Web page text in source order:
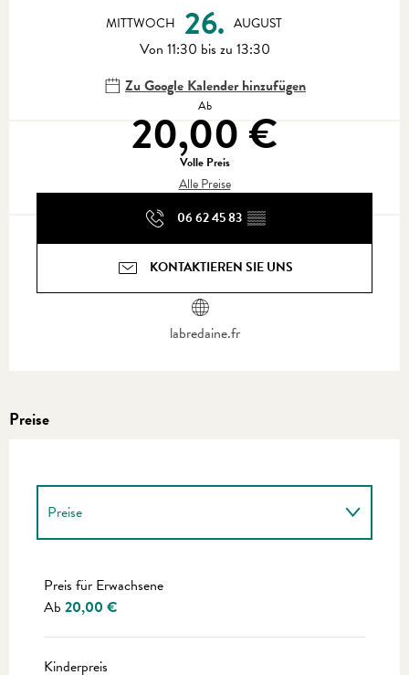
MITTWOCH 26. AUGUST
Von 11:30 bis zu 13:30
Zu Google Kalender hinzufügen
Ab
20,00 €
Volle Preis
Alle Preise
06 62 45 83 ▒▒
KONTAKTIEREN SIE UNS
labredaine.fr
Preise
Preise
Preis für Erwachsene
Ab 20,00 €
Kinderpreis